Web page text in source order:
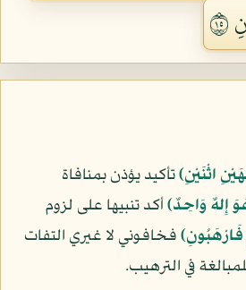
اثْنَيْنِ﴾تأكيد يؤذن بمنافاة
إِلهٌ وَاحِدٌ﴾أكد تنبيها على لزوم
فَارْهَبُونِ﴾فخافوني لا غيري التفات
في الترهيب.